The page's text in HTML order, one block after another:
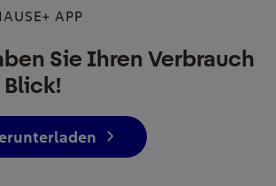
APP
Sie Ihren Verbrauch